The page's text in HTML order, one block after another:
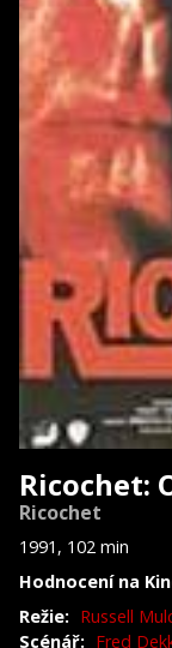
Ricochet:
Ricochet
1991, 102 min
Hodnocení na
Režie: Russell
Scénář: Fred